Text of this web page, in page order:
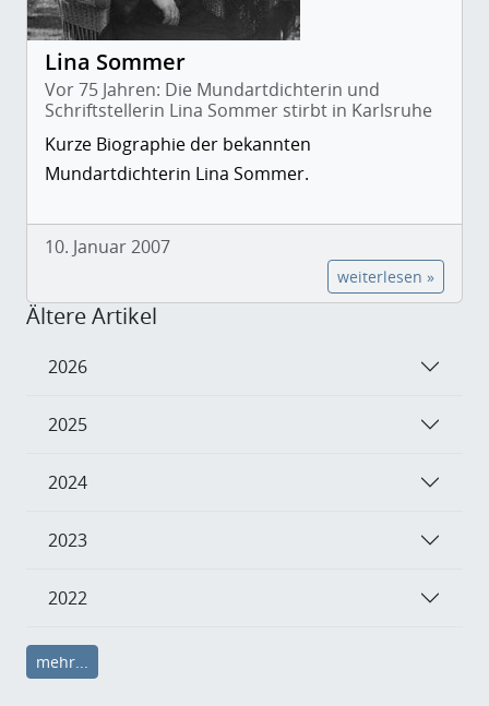
Lina Sommer
Vor 75 Jahren: Die Mundartdichterin und
Schriftstellerin Lina Sommer stirbt in Karlsruhe
Kurze Biographie der bekannten
Mundartdichterin Lina Sommer.
10. Januar 2007
weiterlesen »
Ältere Artikel
2026
2025
2024
2023
2022
mehr...